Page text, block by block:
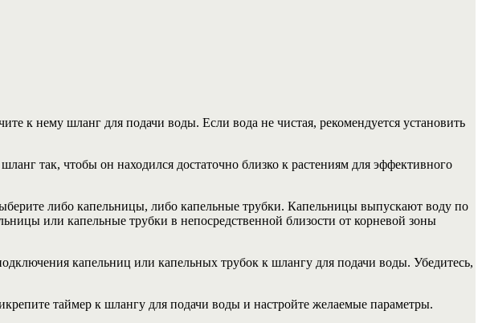
к нему шланг для подачи воды. Если вода не чистая, рекомендуется установить
так, чтобы он находился достаточно близко к растениям для эффективного
либо капельницы, либо капельные трубки. Капельницы выпускают воду по
или капельные трубки в непосредственной близости от корневой зоны
капельниц или капельных трубок к шлангу для подачи воды. Убедитесь,
таймер к шлангу для подачи воды и настройте желаемые параметры.